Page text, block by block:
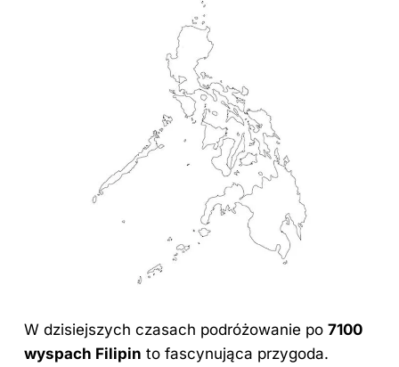
W dzisiejszych czasach podróżowanie po 7100
wyspach Filipin to fascynująca przygoda.